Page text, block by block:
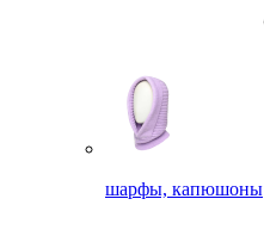
шарфы, капюшоны